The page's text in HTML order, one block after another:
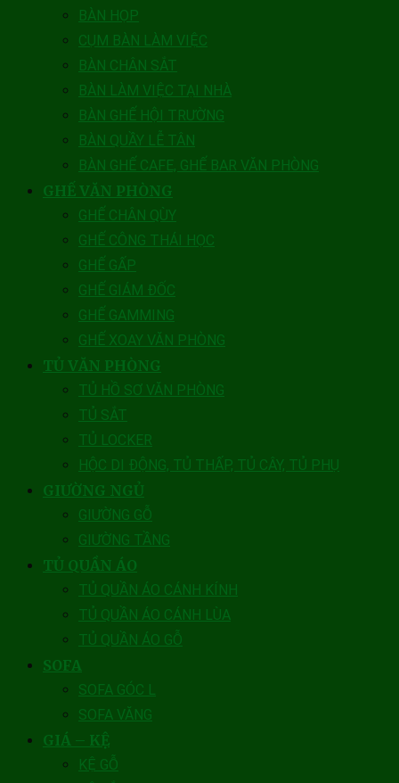
BÀN HỌP
CỤM BÀN LÀM VIỆC
BÀN CHÂN SẮT
BÀN LÀM VIỆC TẠI NHÀ
BÀN GHẾ HỘI TRƯỜNG
BÀN QUẦY LỄ TÂN
BÀN GHẾ CAFE, GHẾ BAR VĂN PHÒNG
GHẾ VĂN PHÒNG
GHẾ CHÂN QÙY
GHẾ CÔNG THÁI HỌC
GHẾ GẤP
GHẾ GIÁM ĐỐC
GHẾ GAMMING
GHẾ XOAY VĂN PHÒNG
TỦ VĂN PHÒNG
TỦ HỒ SƠ VĂN PHÒNG
TỦ SẮT
TỦ LOCKER
HỘC DI ĐỘNG, TỦ THẤP, TỦ CÂY, TỦ PHỤ
GIƯỜNG NGỦ
GIƯỜNG GỖ
GIƯỜNG TẦNG
TỦ QUẦN ÁO
TỦ QUẦN ÁO CÁNH KÍNH
TỦ QUẦN ÁO CÁNH LÙA
TỦ QUẦN ÁO GỖ
SOFA
SOFA GÓC L
SOFA VĂNG
GIÁ – KỆ
KỆ GỖ